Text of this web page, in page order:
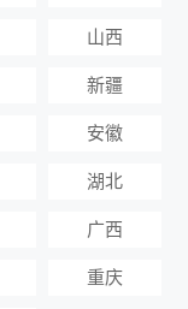
山西
新疆
安徽
湖北
广西
重庆